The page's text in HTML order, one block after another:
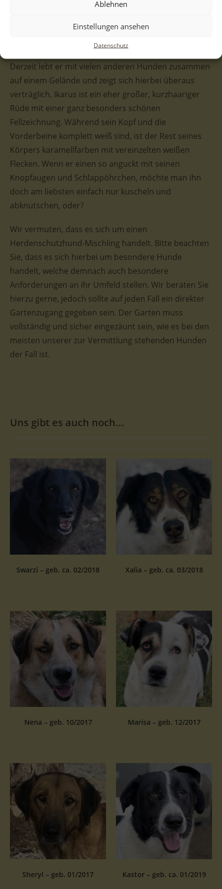
Ablehnen
Einstellungen ansehen
Datenschutz
gerne mal das ein oder andere Küsschen. Der
Derzeit lebt er mit vielen anderen Hunden zusammen
auf einem Gelände und zeigt sich hierbei überaus
verträglich. Ikarus ist ein eher großer, kurzhaariger
Rüde mit einer ganz besonders schönen
Fellzeichnung. Während sein Kopf und die
Vorderbeine komplett weiß sind, ist der Rest seines
Körpers karamellfarben mit vereinzelten weißen
Flecken. Wenn er einen so anguckt mit seinen
Knopfaugen und Schlappöhrchen, möchte man ihn
doch am liebsten einfach nur kuscheln und
abknutschen, oder?
Wir vermuten, dass es sich um einen
Herdenschutzhund-Mischling handelt. Bitte beachten
Sie, dass es sich hierbei um besondere Hunde
handelt, welche demnach auch besondere
Anforderungen an ihr Umfeld stellen. Wir beraten Sie
hierzu gerne, jedoch sollte auf jeden Fall ein direkter
Gartenzugang gegeben sein. Der Garten muss
vollständig und sicher eingezäunt sein, wie es bei den
meisten unserer zur Vermittlung stehenden Hunden
der Fall ist.
Uns gibt es auch noch...
Swarzi – geb. ca. 02/2018 Xalia – geb. ca. 03/2018
Nena – geb. 10/2017 Marisa – geb. 12/2017
Sheryl – geb. 01/2017 Kastor – geb. ca. 01/2019